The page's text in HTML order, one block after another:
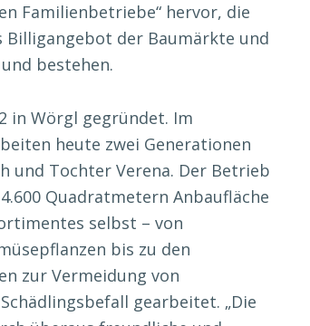
Familienbetriebe“ hervor, die
Billigangebot der Baumärkte und
bestehen.
in Wörgl gegründet. Im
heute zwei Generationen
und Tochter Verena. Der Betrieb
Quadratmetern Anbaufläche
selbst – von
bis zu den
zur Vermeidung von
gearbeitet. „Die